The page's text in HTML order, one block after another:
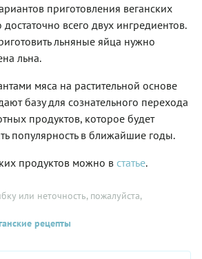
приготовления веганских
достаточно всего двух ингредиентов.
льняные яйца нужно
льна.
мяса на растительной основе
базу для сознательного перехода
продуктов, которое будет
популярность в ближайшие годы.
продуктов можно в статье.
или неточность, пожалуйста,
рецепты